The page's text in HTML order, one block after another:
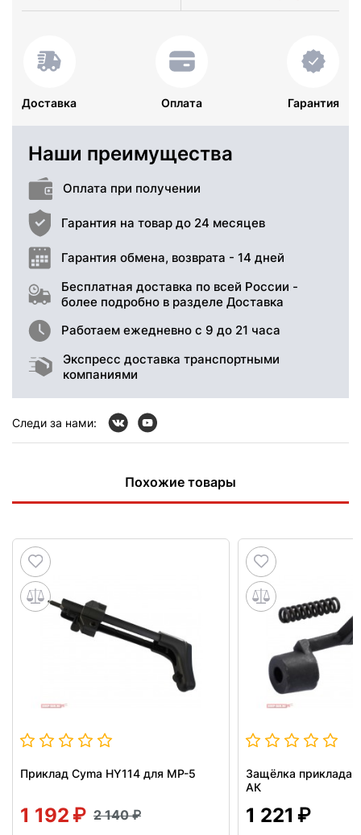
Доставка Оплата Гарантия
Наши преимущества
Оплата при получении
Гарантия на товар до 24 месяцев
Гарантия обмена, возврата - 14 дней
Бесплатная доставка по всей России -
более подробно в разделе Доставка
Работаем ежедневно с 9 до 21 часа
Экспресс доставка транспортными
компаниями
Следи за нами:
Похожие товары
Приклад Cyma HY114 для MP-5
1 192 2 140
Защёлка приклада
АК
1 221